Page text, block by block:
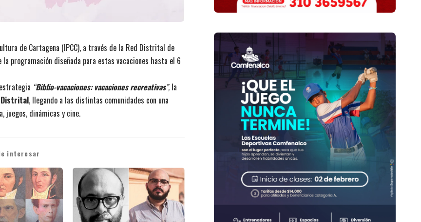
de Cartagena (IPCC), a través de la Red Distrital de
programación diseñada para estas vacaciones hasta el 6
“Biblio-vacaciones: vacaciones recreativas”, la
Distrital, llegando a las distintas comunidades con una
juegos, dinámicas y cine.
interesar